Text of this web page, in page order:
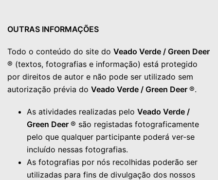
OUTRAS INFORMAÇÕES
Todo o conteúdo do site do Veado Verde / Green Deer
® (textos, fotografias e informação) está protegido
por direitos de autor e não pode ser utilizado sem
autorização prévia do Veado Verde / Green Deer ®.
As atividades realizadas pelo Veado Verde /
Green Deer ® são registadas fotograficamente
pelo que qualquer participante poderá ver-se
incluído nessas fotografias.
As fotografias por nós recolhidas poderão ser
utilizadas para fins de divulgação dos nossos